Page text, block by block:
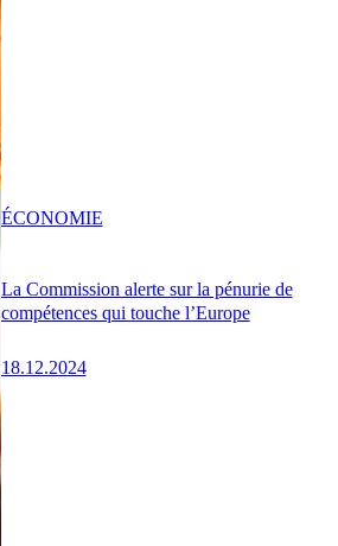
La Commission alerte sur la pénurie de
compétences qui touche l’Europe
18.12.2024
ÉCONOMIE